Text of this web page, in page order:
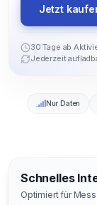
Jetzt
30 Tage ab
Jederzeit
Nur Daten
Schnelles
Optimiert für